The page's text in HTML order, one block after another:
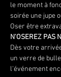
le moment à
soirée une jupe
Oser être
N'OSEREZ PAS
Dès votre
un verre de
l'événement